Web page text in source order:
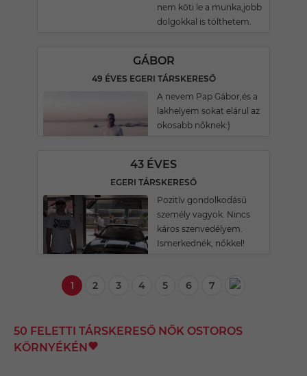
nem köti le a munka,jobb
dolgokkal is tölthetem.
GÁBOR
49 ÉVES EGERI TÁRSKERESŐ
A nevem Pap Gábor,és a
lakhelyem sokat elárul az
okosabb nőknek:)
43 ÉVES
EGERI TÁRSKERESŐ
Pozitív gondolkodású
személy vagyok. Nincs
káros szenvedélyem.
Ismerkednék, nőkkel!
1 2 3 4 5 6 7
50 FELETTI TÁRSKERESŐ NŐK OSTOROS
KÖRNYÉKÉN